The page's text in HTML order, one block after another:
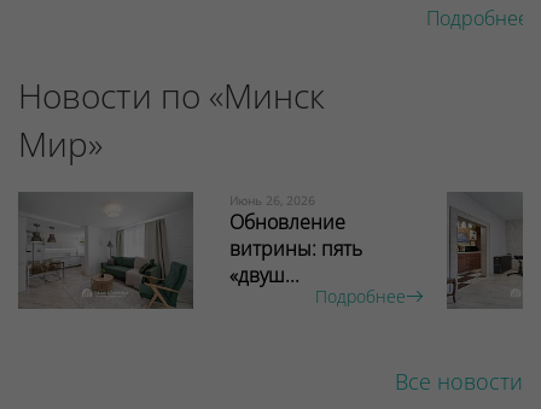
Подробнее
Новости по «Минск
Мир»
Июнь 26, 2026
Обновление
витрины: пять
«двуш...
Подробнее
Все новости